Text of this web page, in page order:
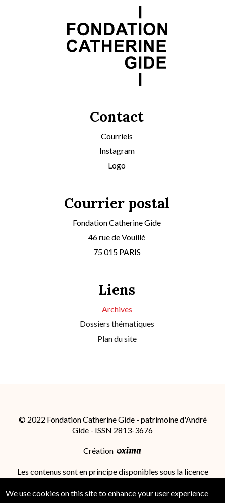
Contact
Courriels
Instagram
Logo
Courrier postal
Fondation Catherine Gide
46 rue de Vouillé
75 015 PARIS
Liens
Archives
Dossiers thématiques
Plan du site
© 2022 Fondation Catherine Gide - patrimoine d'André
Gide - ISSN 2813-3676
Création
Les contenus sont en principe disponibles sous la licence
International (CC BY-SA 4.0); des conditions
We use cookies on this site to enhance your user experience